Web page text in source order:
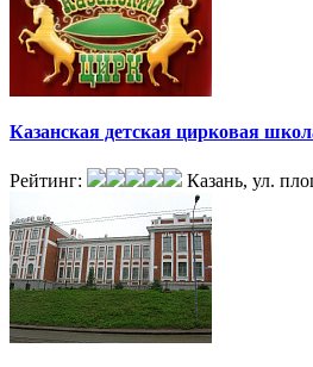
Казанская детская цирковая
Рейтинг: Казань, ул.